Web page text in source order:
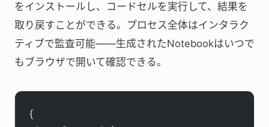
をインストールし、コードセルを実行して、結果を
取り戻すことができる。プロセス全体はインタラク
ティブで監査可能——生成されたNotebookはいつで
もブラウザで開いて確認できる。
{